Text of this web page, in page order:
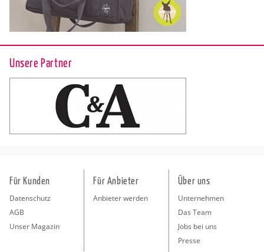
Unsere Partner
Für Kunden
Datenschutz
AGB
Unser Magazin
Für Anbieter
Anbieter werden
Über uns
Unternehmen
Das Team
Jobs bei uns
Presse